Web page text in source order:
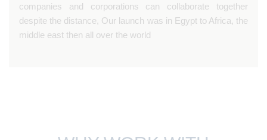
companies and corporations can collaborate together
despite the distance, Our launch was in Egypt to Africa, the
middle east then all over the world